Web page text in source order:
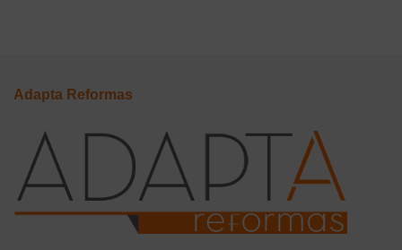
Adapta Reformas